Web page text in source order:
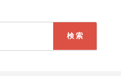
検索